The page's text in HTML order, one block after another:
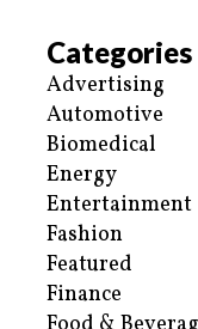
Categories
Advertising
Automotive
Biomedical
Energy
Entertainment
Fashion
Featured
Finance